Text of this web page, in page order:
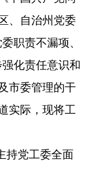
全面
书记，
主管审
人大工
育、民
旅游、
面工